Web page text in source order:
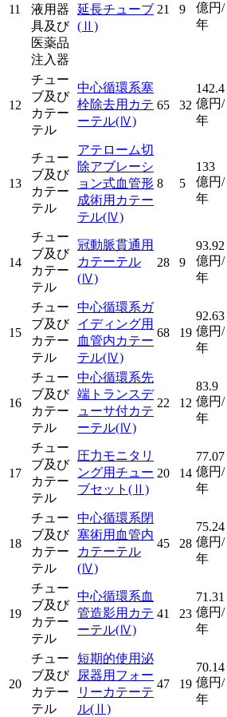
11
液用器
具及び
医薬品
注入器
延長チューブ
(Ⅱ)
21 9
億円/
年
12
チュー
ブ及び
カテー
テル
中心循環系塞
栓除去用カテ
ーテル(Ⅳ)
65 32
142.4
億円/
年
13
チュー
ブ及び
カテー
テル
アテローム切
除アブレーシ
ョン式血管形
成術用カテー
テル(Ⅳ)
8 5
133
億円/
年
14
チュー
ブ及び
カテー
テル
冠動脈貫通用
カテーテル
(Ⅳ)
28 9
93.92
億円/
年
15
チュー
ブ及び
カテー
テル
中心循環系ガ
イディング用
血管内カテー
テル(Ⅳ)
68 19
92.63
億円/
年
16
チュー
ブ及び
カテー
テル
中心循環系先
端トランスデ
ューサ付カテ
ーテル(Ⅳ)
22 12
83.9
億円/
年
17
チュー
ブ及び
カテー
テル
圧力モニタリ
ング用チュー
ブセット (Ⅱ)
20 14
77.07
億円/
年
18
チュー
ブ及び
カテー
テル
中心循環系閉
塞術用血管内
カテーテル
(Ⅳ)
45 28
75.24
億円/
年
19
チュー
ブ及び
カテー
テル
中心循環系血
管造影用カテ
ーテル(Ⅳ)
41 23
71.31
億円/
年
20
チュー
ブ及び
カテー
テル
短期的使用泌
尿器用フォー
リーカテーテ
ル(Ⅱ)
47 19
70.14
億円/
年